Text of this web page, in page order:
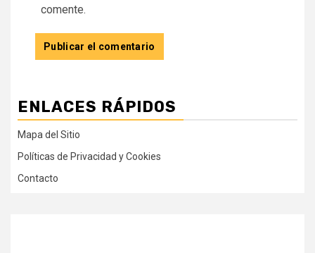
comente.
ENLACES RÁPIDOS
Mapa del Sitio
Políticas de Privacidad y Cookies
Contacto